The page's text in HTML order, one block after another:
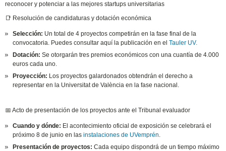
reconocer y potenciar a las mejores startups universitarias
📑 Resolución de candidaturas y dotación económica
Selección: Un total de 4 proyectos competirán en la fase final de la
convocatoria. Puedes consultar aquí la publicación en elTauler UV.
Dotación:Se otorgarán tres premios económicos con una cuantía de 4.000
euros cada uno.
Proyección: Los proyectos galardonados obtendrán el derecho a
representar en la Universitat de València en la fase nacional.
📅 Acto de presentación de los proyectos ante el Tribunal evaluador
Cuando y dónde: El acontecimiento oficial de exposición se celebrará el
próximo 8 de junio en lasinstalaciones de UVemprén.
Presentación de proyectos: Cada equipo dispondrá de un tiempo máximo